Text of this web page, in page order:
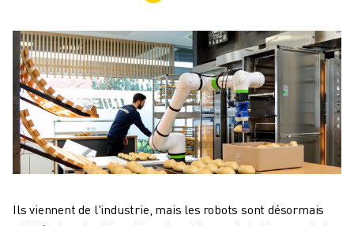
ROBOTS COLLABORATIFS
GAMME DE ROBOTS
CONTRÔLEURS DE ROBOTS
ACCESSOIRES POUR ROBOTS
LOGICIEL ROBOT
LOGICIEL DE SIMULATION
PRODUITS DE ROBOTIQUE ÉDUCATIVE
AUTOMATISATION DES ROBOTS
ROBOTS ARTICULÉS
Ils viennent de l'industrie, mais les robots sont désormais